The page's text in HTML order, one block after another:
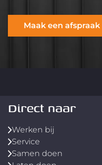
Maak een afspraak
Direct naar
Werken bij
Service
Samen doen